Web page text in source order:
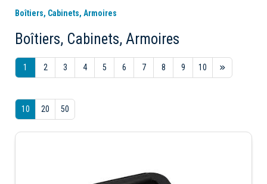
Boîtiers, Cabinets, Armoires
Boîtiers, Cabinets, Armoires
1 2 3 4 5 6 7 8 9 10
10 20 50